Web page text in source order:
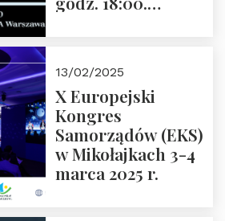
Zapraszamy
13/02/2025
X Europejski
Kongres
Samorządów (EKS)
w Mikołajkach 3-4
marca 2025 r.